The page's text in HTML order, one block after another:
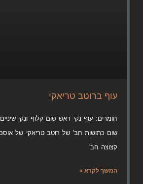
עוף ברוטב טריאקי
שום כתושות חב' של רוטב טריאקי של
קצוצה חב'
המשך לקרא »